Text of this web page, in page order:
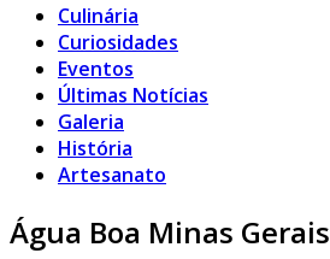
Culinária
Curiosidades
Eventos
Últimas Notícias
Galeria
História
Artesanato
Água Boa Minas Gerais